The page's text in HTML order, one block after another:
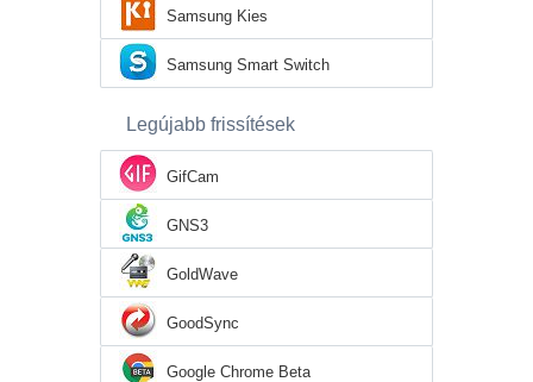
Samsung Kies
Samsung Smart Switch
Legújabb frissítések
GifCam
GNS3
GoldWave
GoodSync
Google Chrome Beta